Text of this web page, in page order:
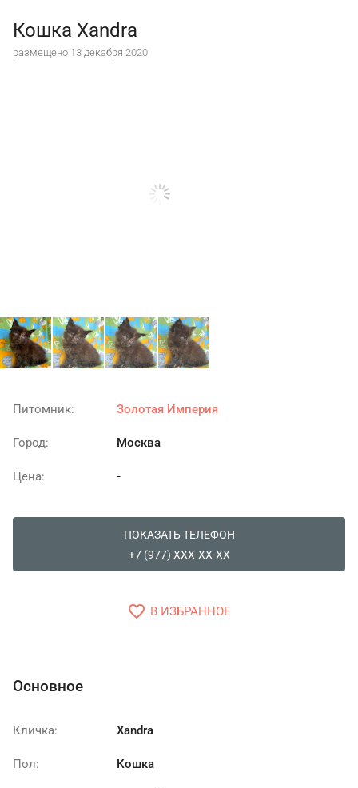
Кошка Xandra
размещено 13 декабря 2020
Питомник: Золотая Империя
Город: Москва
Цена: -
ПОКАЗАТЬ ТЕЛЕФОН
+7 (977) XXX-XX-XX
favorite_border В ИЗБРАННОЕ
Основное
Кличка: Xandra
Пол: Кошка